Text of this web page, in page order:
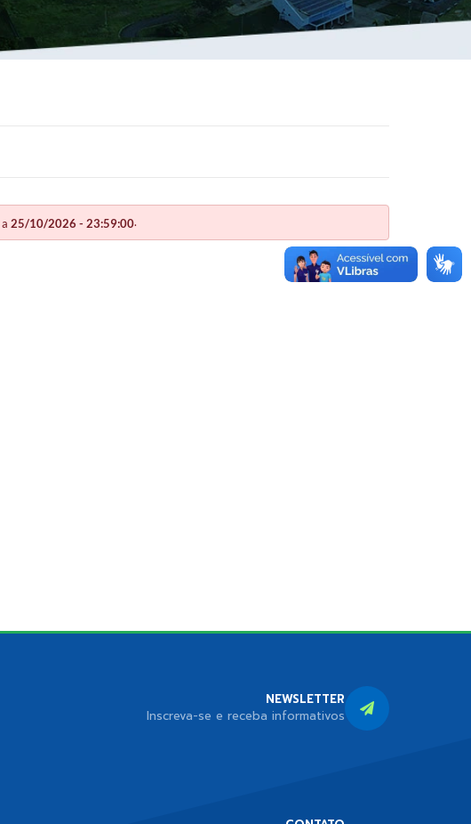
a 25/10/2026 - 23:59:00.
NEWSLETTER
Inscreva-se e receba informativos